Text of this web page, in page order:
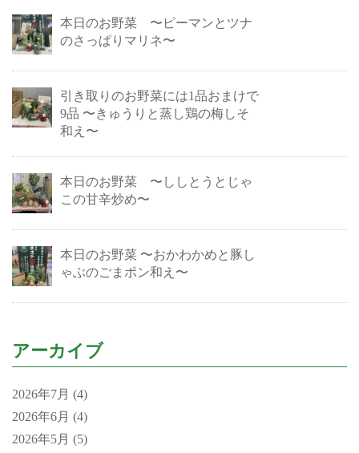
本日のお野菜 〜ピーマンとツナ
のさっぱりマリネ〜
引き取りのお野菜には1品おまけで
9品 〜きゅうりと蒸し鶏の梅しそ
和え〜
本日のお野菜 〜ししとうとじゃ
この甘辛炒め〜
本日のお野菜 〜おかわかめと豚し
ゃぶのごまポン和え〜
アーカイブ
2026年7月 (4)
2026年6月 (4)
2026年5月 (5)